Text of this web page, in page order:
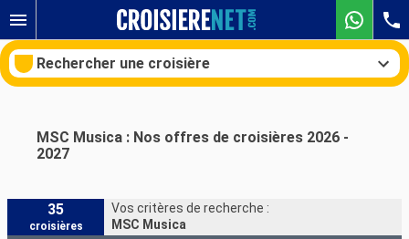
Rechercher une croisière
Mois de départ
MSC Musica : Nos offres de croisières 2026 -
2027
35
croisières
Vos critères de recherche :
MSC Musica